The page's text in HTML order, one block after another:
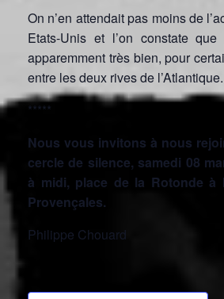
On n’en attendait pas moins de
Etats-Unis et l’on constate
apparemment très bien, pour
entre les deux rives de l’Atlantique.
*****
Nous vous invitons à nous
cercle de silence, samedi 08
à midi, place de la Rotonde à
Provençales.
Philippe Chouard